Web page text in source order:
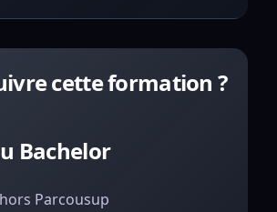
cette formation ?
Bachelor
Parcousup